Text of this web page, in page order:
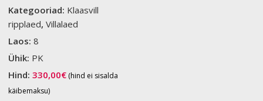
Kategooriad: Klaasvill
ripplaed,Villalaed
Laos:8
Ühik: PK
Hind:330,00€ (hind ei sisalda
käibemaksu)